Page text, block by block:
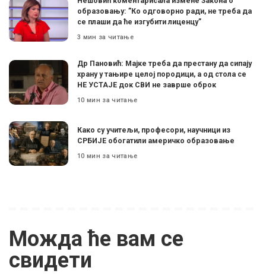
образовању: ”Ко одговорно ради, не треба да
се плаши да ће изгубити лиценцу”
3 мин за читање
Др Пановић: Мајке треба да престану да сипају
храну у тањире целој породици, а од стола се
НЕ УСТАЈЕ док СВИ не заврше оброк
10 мин за читање
Како су учитељи, професори, научници из
СРБИЈЕ обогатили америчко образовање
10 мин за читање
Можда ће вам се
свидети